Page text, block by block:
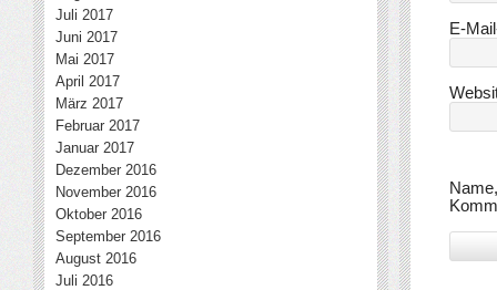
E-
Juli 2017
Juni 2017
Mai 2017
April 2017
März 2017
Februar 2017
Januar 2017
Dezember 2016
November 2016
Oktober 2016
September 2016
August 2016
Juli 2016